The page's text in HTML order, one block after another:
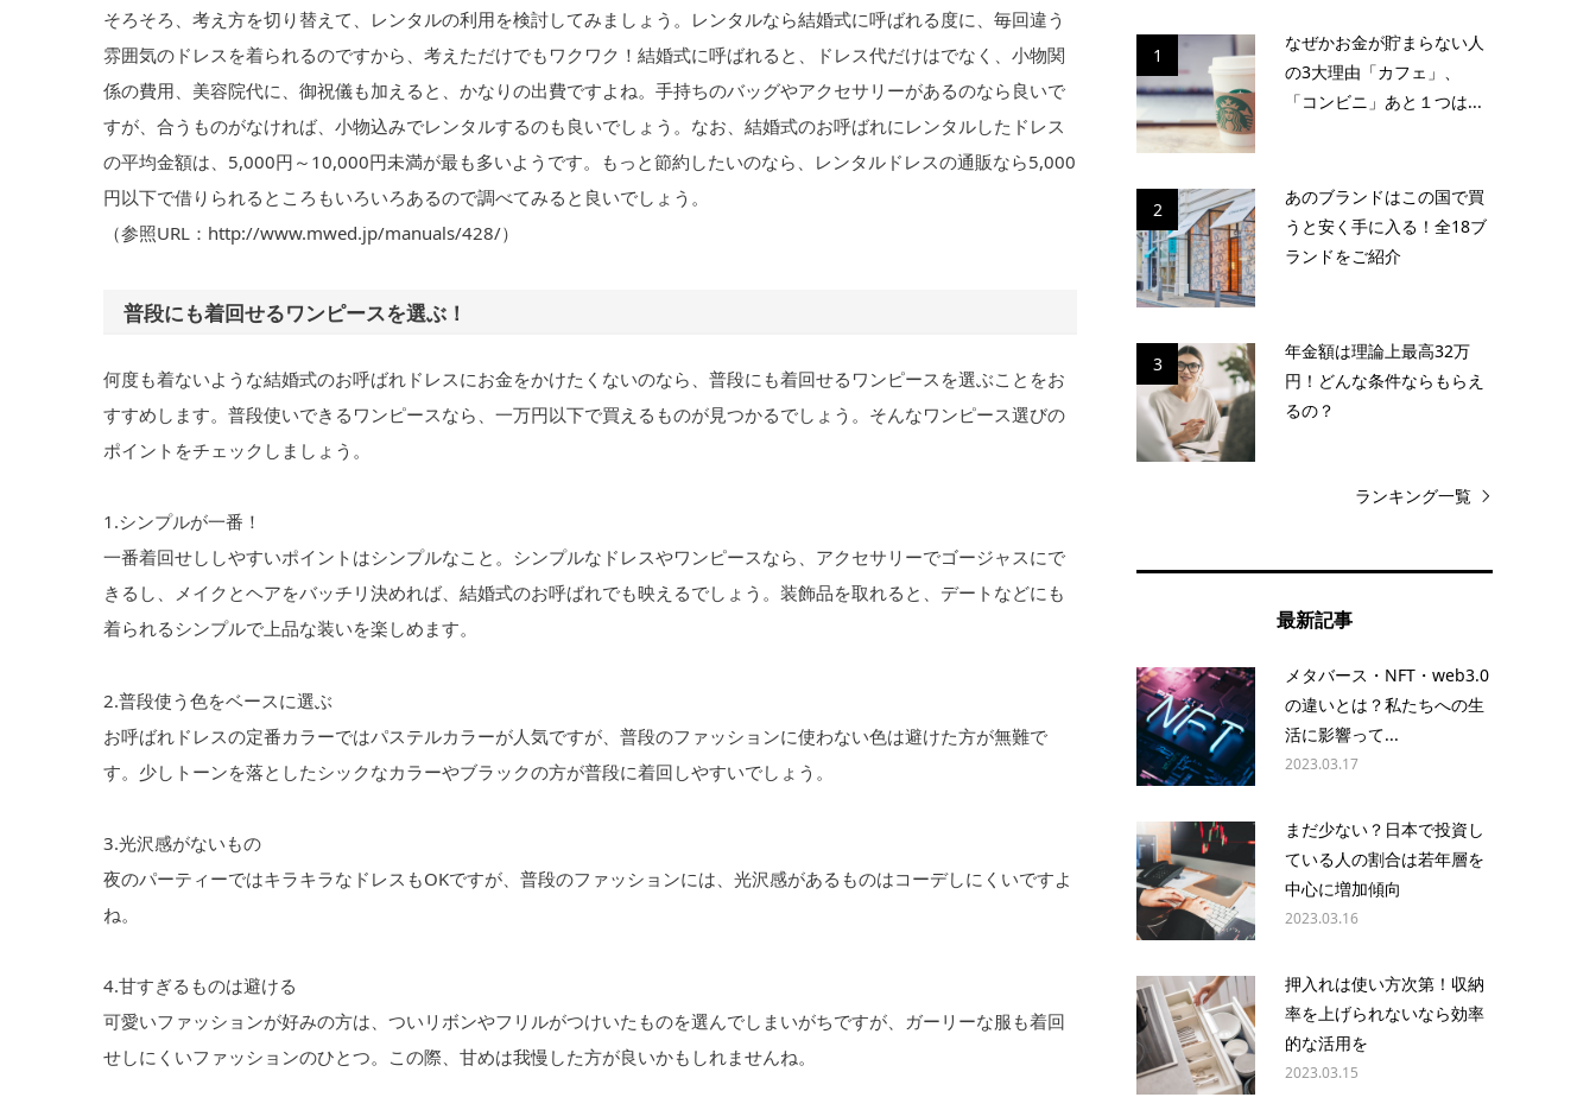
そろそろ、考え方を切り替えて、レンタルの利用を検討してみましょう。レンタルなら結婚式に呼ばれる度に、毎回違う
雰囲気のドレスを着られるのですから、考えただけでもワクワク！結婚式に呼ばれると、ドレス代だけはでなく、小物関
係の費用、美容院代に、御祝儀も加えると、かなりの出費ですよね。手持ちのバッグやアクセサリーがあるのなら良いで
すが、合うものがなければ、小物込みでレンタルするのも良いでしょう。なお、結婚式のお呼ばれにレンタルしたドレス
の平均金額は、5,000円～10,000円未満が最も多いようです。もっと節約したいのなら、レンタルドレスの通販なら5,000
円以下で借りられるところもいろいろあるので調べてみると良いでしょう。
（参照URL：http://www.mwed.jp/manuals/428/）
普段にも着回せるワンピースを選ぶ！
何度も着ないような結婚式のお呼ばれドレスにお金をかけたくないのなら、普段にも着回せるワンピースを選ぶことをお
すすめします。普段使いできるワンピースなら、一万円以下で買えるものが見つかるでしょう。そんなワンピース選びの
ポイントをチェックしましょう。
1.シンプルが一番！
一番着回せししやすいポイントはシンプルなこと。シンプルなドレスやワンピースなら、アクセサリーでゴージャスにで
きるし、メイクとヘアをバッチリ決めれば、結婚式のお呼ばれでも映えるでしょう。装飾品を取れると、デートなどにも
着られるシンプルで上品な装いを楽しめます。
2.普段使う色をベースに選ぶ
お呼ばれドレスの定番カラーではパステルカラーが人気ですが、普段のファッションに使わない色は避けた方が無難で
す。少しトーンを落としたシックなカラーやブラックの方が普段に着回しやすいでしょう。
3.光沢感がないもの
夜のパーティーではキラキラなドレスもOKですが、普段のファッションには、光沢感があるものはコーデしにくいですよ
ね。
4.甘すぎるものは避ける
可愛いファッションが好みの方は、ついリボンやフリルがつけいたものを選んでしまいがちですが、ガーリーな服も着回
せしにくいファッションのひとつ。この際、甘めは我慢した方が良いかもしれませんね。
1
なぜかお金が貯まらない人
の3大理由「カフェ」、
「コンビニ」あと１つは...
2
あのブランドはこの国で買
うと安く手に入る！全18ブ
ランドをご紹介
3
年金額は理論上最高32万
円！どんな条件ならもらえ
るの？
ランキング一覧
最新記事
メタバース・NFT・web3.0
の違いとは？私たちへの生
活に影響って...
2023.03.17
まだ少ない？日本で投資し
ている人の割合は若年層を
中心に増加傾向
2023.03.16
押入れは使い方次第！収納
率を上げられないなら効率
的な活用を
2023.03.15